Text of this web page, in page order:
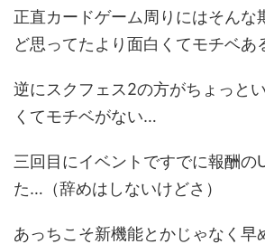
正直カードゲーム周りにはそんな
ど思ってたより面白くてモチベあ
逆にスクフェス2の方がちょっと
くてモチベがない…
三回目にイベントですでに報酬の
た…（辞めはしないけどさ）
あっちこそ新機能とかじゃなく早